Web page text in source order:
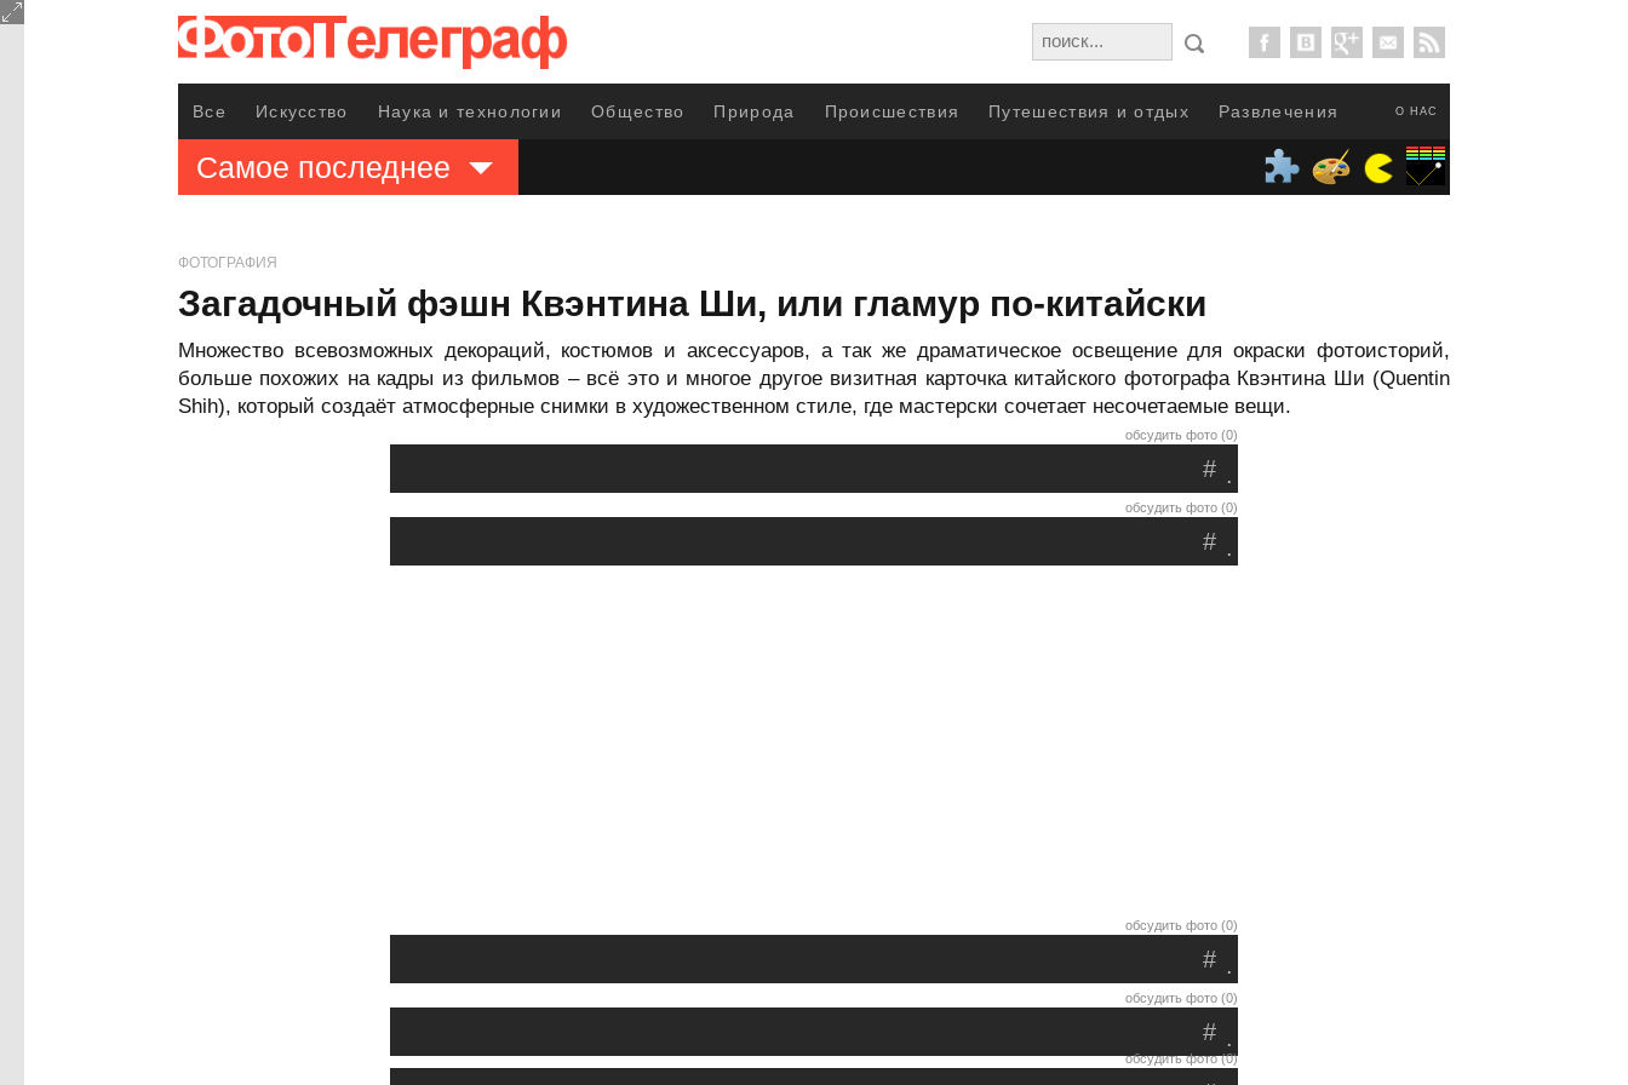
О НАС
Все Искусство Наука и технологии Общество Природа Происшествия Путешествия и отдых Развлечения
Самое последнее
ФОТОГРАФИЯ
Загадочный фэшн Квэнтина Ши, или гламур по-китайски
Множество всевозможных декораций, костюмов и аксессуаров, а так же драматическое освещение для окраски фотоисторий,
больше похожих на кадры из фильмов – всё это и многое другое визитная карточка китайского фотографа Квэнтина Ши (Quentin
Shih), который создаёт атмосферные снимки в художественном стиле, где мастерски сочетает несочетаемые вещи.
обсудить фото (0)
.
#
обсудить фото (0)
.
#
обсудить фото (0)
.
#
обсудить фото (0)
.
#
обсудить фото (0)